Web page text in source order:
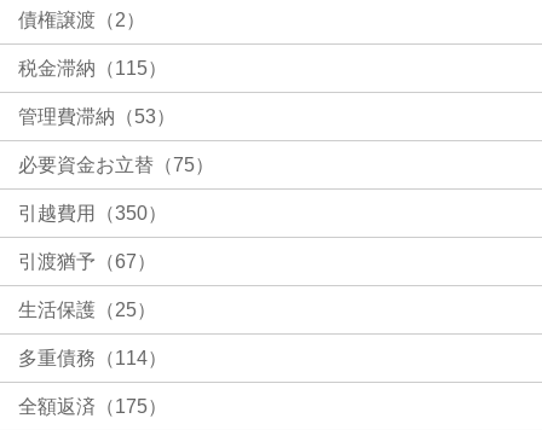
債権譲渡（2）
税金滞納（115）
管理費滞納（53）
必要資金お立替（75）
引越費用（350）
引渡猶予（67）
生活保護（25）
多重債務（114）
全額返済（175）